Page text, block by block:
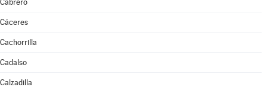
Cabrero
Cáceres
Cachorrilla
Cadalso
Calzadilla